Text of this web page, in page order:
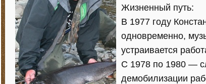
Жизненный путь:
В 1977 году
одновременно,
устраивается
С 1978 по 1980 —
демобилизации